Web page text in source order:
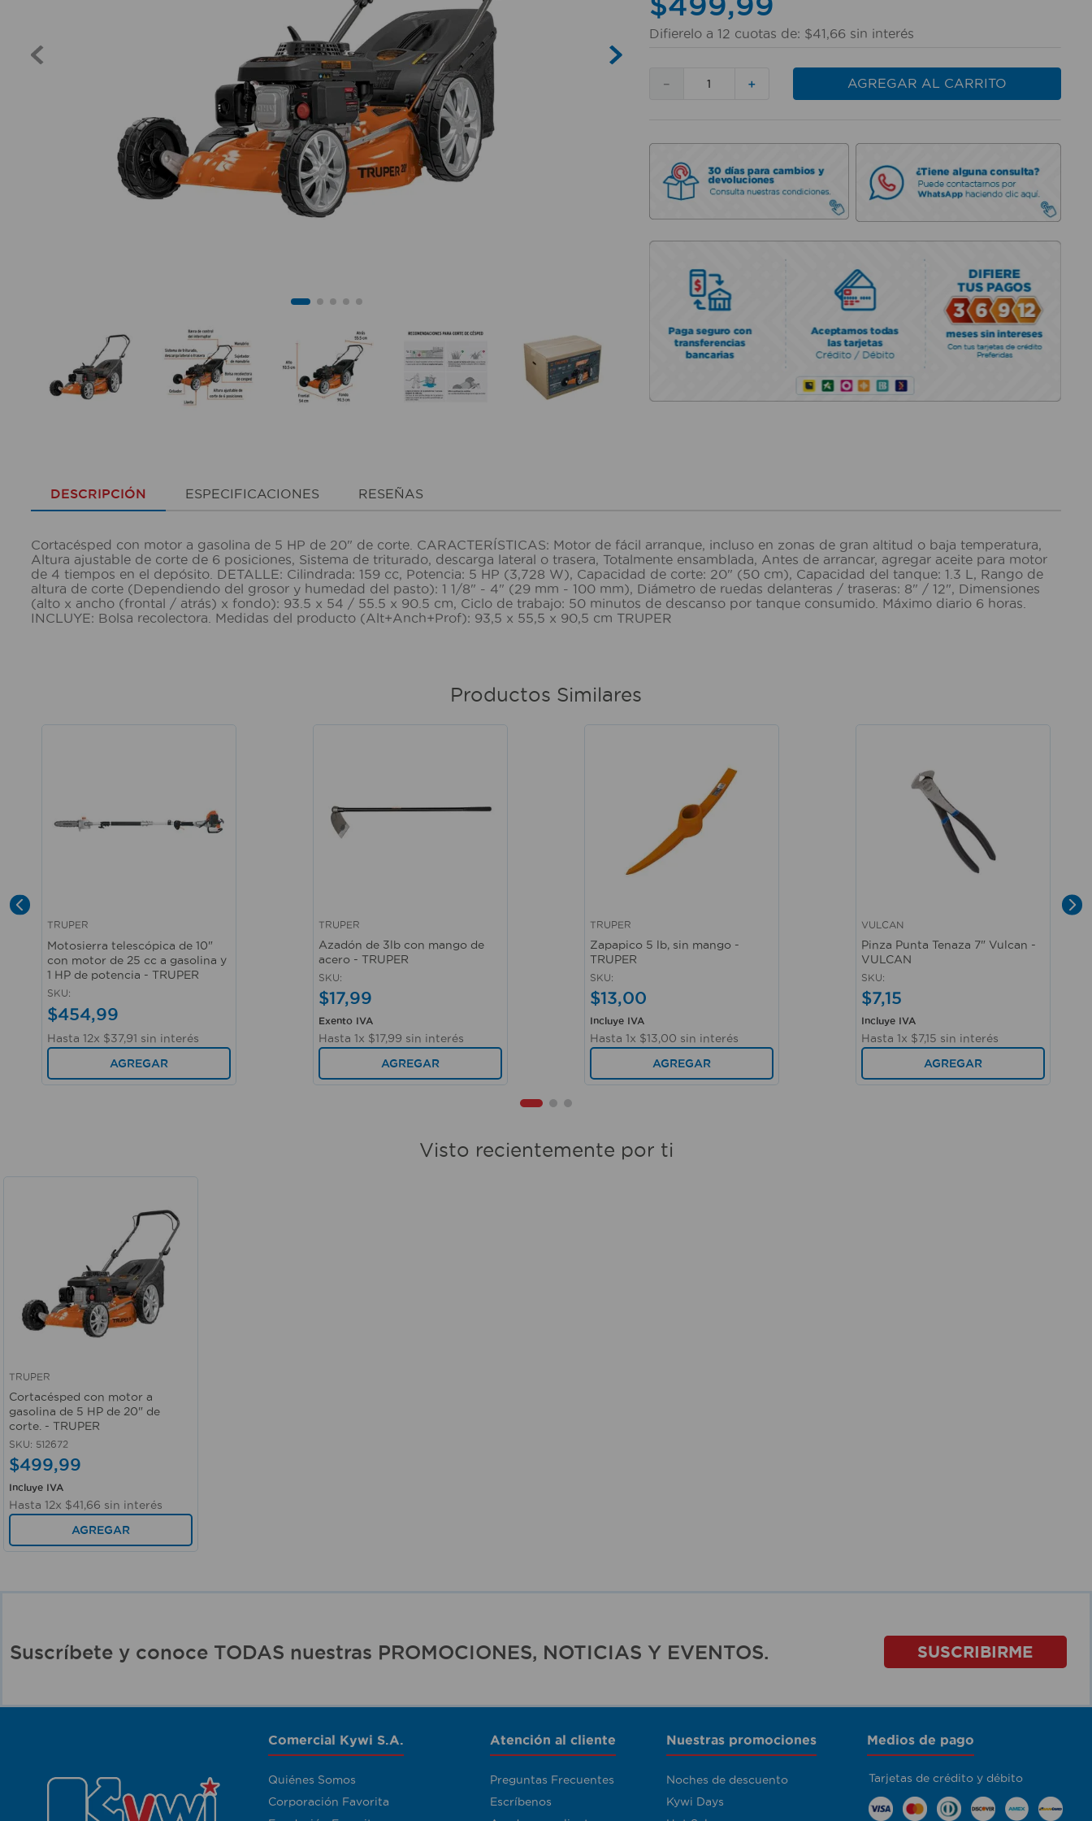
Difierelo a 12 cuotas de: $41,66sin interés
＋
－ AGREGAR AL CARRITO
DESCRIPCIÓN ESPECIFICACIONES RESEÑAS
Cortacésped con motor a gasolina de 5 HP de 20" de corte. CARACTERÍSTICAS: Motor de fácil arranque, incluso en zonas de gran altitud o baja temperatura,
Altura ajustable de corte de 6 posiciones, Sistema de triturado, descarga lateral o trasera, Totalmente ensamblada, Antes de arrancar, agregar aceite para motor
de 4 tiempos en el depósito. DETALLE: Cilindrada: 159 cc, Potencia: 5 HP (3,728 W), Capacidad de corte: 20" (50 cm), Capacidad del tanque: 1.3 L, Rango de
altura de corte (Dependiendo del grosor y humedad del pasto): 1 1/8" - 4" (29 mm - 100 mm), Diámetro de ruedas delanteras / traseras: 8" / 12", Dimensiones
(alto x ancho (frontal / atrás) x fondo): 93.5 x 54 / 55.5 x 90.5 cm, Ciclo de trabajo: 50 minutos de descanso por tanque consumido. Máximo diario 6 horas.
INCLUYE: Bolsa recolectora. Medidas del producto (Alt+Anch+Prof): 93,5 x 55,5 x 90,5 cm TRUPER
Productos Similares
TRUPER
Motosierra telescópica de 10"
con motor de 25 cc a gasolina y
1 HP de potencia - TRUPER
SKU:
$454,99
Hasta 12x $37,91 sin interés
AGREGAR
TRUPER
Azadón de 3lb con mango de
acero - TRUPER
SKU:
$17,99
Exento IVA
Hasta 1x $17,99 sin interés
AGREGAR
TRUPER
Zapapico 5 lb, sin mango -
TRUPER
SKU:
$13,00
Incluye IVA
Hasta 1x $13,00 sin interés
AGREGAR
VULCAN
Pinza Punta Tenaza 7" Vulcan -
VULCAN
SKU:
$7,15
Incluye IVA
Hasta 1x $7,15 sin interés
AGREGAR
Visto recientemente por ti
TRUPER
Cortacésped con motor a
gasolina de 5 HP de 20" de
corte. - TRUPER
SKU: 512672
$499,99
Incluye IVA
Hasta 12x $41,66 sin interés
AGREGAR
Suscríbete y conoce TODAS nuestras PROMOCIONES, NOTICIAS Y EVENTOS. SUSCRIBIRME
Comercial Kywi S.A.
Quiénes Somos
Corporación Favorita
Atención al cliente
Preguntas Frecuentes
Escríbenos
Nuestras promociones
Noches de descuento
Kywi Days
Medios de pago
Tarjetas de crédito y débito